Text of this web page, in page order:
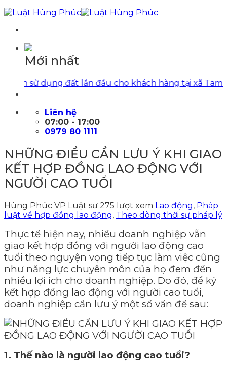
Mới nhất
dụng đất lần đầu cho khách hàng tại xã Tam
Liên hệ
07:00 - 17:00
0979 80 1111
NHỮNG ĐIỀU CẦN LƯU Ý KHI GIAO
KẾT HỢP ĐỒNG LAO ĐỘNG VỚI
NGƯỜI CAO TUỔI
Hùng Phúc VP Luật sư 275 lượt xem Lao động, Pháp
luật về hợp đồng lao động, Theo dòng thời sự pháp lý
Thực tế hiện nay, nhiều doanh nghiệp vẫn
giao kết hợp đồng với người lao động cao
tuổi theo nguyện vọng tiếp tục làm việc cũng
như năng lực chuyên môn của họ đem đến
nhiều lợi ích cho doanh nghiệp. Do đó, để ký
kết hợp đồng lao động với người cao tuổi,
doanh nghiệp cần lưu ý một số vấn đề sau:
1. Thế nào là người lao động cao tuổi?